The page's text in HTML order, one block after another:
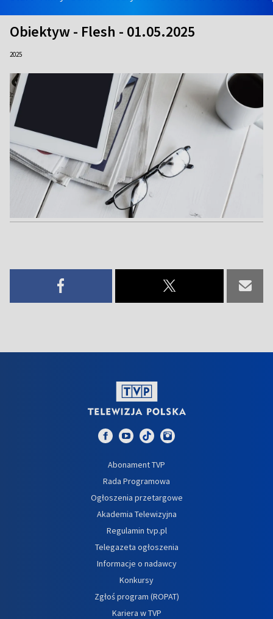
Obiektyw - Flesh - 01.05.2025
2025
Abonament TVP
Rada Programowa
Ogłoszenia przetargowe
Akademia Telewizyjna
Regulamin tvp.pl
Telegazeta ogłoszenia
Informacje o nadawcy
Konkursy
Zgłoś program (ROPAT)
Kariera w TVP